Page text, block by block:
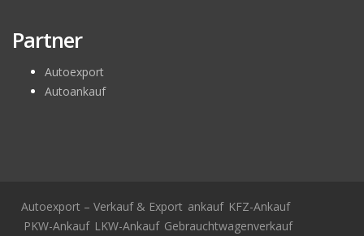
Partner
Autoexport
Autoankauf
Autoexport – Verkauf & Export ankauf KFZ-Ankauf
PKW-Ankauf LKW-Ankauf Gebrauchtwagenverkauf